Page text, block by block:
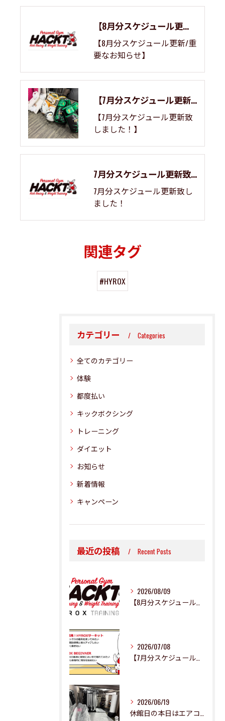
【8月分スケジュール更新/重要なお知らせ】
【8月分スケジュール更新/重
要なお知らせ】
【7月分スケジュール更新致しました！】
【7月分スケジュール更新致
しました！】
7月分スケジュール更新致しました！
7月分スケジュール更新致し
ました！
関連タグ
#HYROX
カテゴリー Categories
全てのカテゴリー
体験
都度払い
キックボクシング
トレーニング
ダイエット
お知らせ
新着情報
キャンペーン
最近の投稿 Recent Posts
2026/08/09
2026/07/08
2026/06/19